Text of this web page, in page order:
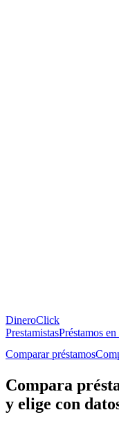
DineroClick
PrestamistasPréstamos en
Comparar préstamos
Compara
y elige con